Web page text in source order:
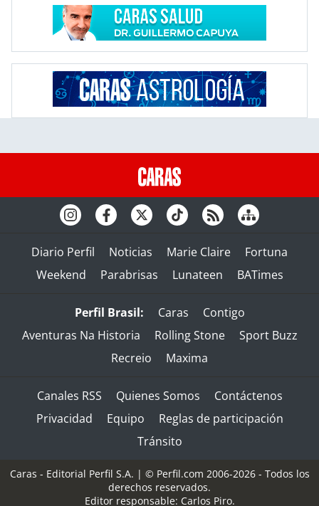
Diario Perfil Noticias Marie Claire
Fortuna
Weekend
Parabrisas Lunateen BATimes
Perfil Brasil: Caras
Contigo
Aventuras Na Historia
Rolling Stone
Sport Buzz
Recreio
Maxima
Canales RSS Quienes Somos
Contáctenos
Privacidad
Equipo
Reglas de participación
Tránsito
Caras - Editorial Perfil S.A. | © Perfil.com 2006-2026 - Todos los
derechos reservados.
Editor responsable: Carlos Piro.